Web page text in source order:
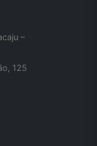
–
125